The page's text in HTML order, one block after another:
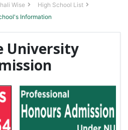
Wise
High School List
Information
University